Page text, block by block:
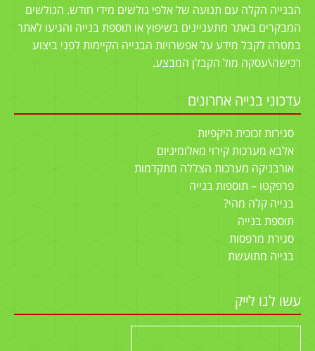
הבנייה הקלה עם תנועה של אלפי גולשים מידי חודש. הגולשים
המבקרים באתר מתעניינים בשיפוץ או תוספת בנייה והגיעו לאתר
במטרה לקבל מידע על אפשרויות הבנייה הקיימות לפני ביצוע
רכישה\עסקה מול הקבלן המבצע.
עדכוני בנייה אחרונים
סגירות זכוכית היקפיות
אלבא מערכות קירוי מאלומיניום
אורבניקה מערכות הצללה מתקדמות
פרפקטו – תוספות בנייה
בנייה קלה מהי?
תוספת בנייה
סגירת מרפסות
בנייה מתועשת
עשו לנו לייק